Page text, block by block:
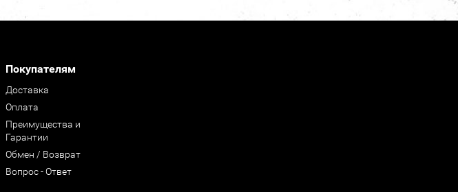
Покупателям
Доставка
Оплата
Преимущества и
Гарантии
Обмен / Возврат
Вопрос - Ответ